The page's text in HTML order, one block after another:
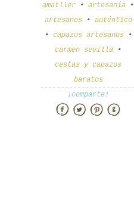
amatller • artesanía •
artesanos• auténtico
• capazos artesanos•
carmen sevilla •
cestas y capazos
baratos
¡comparte!